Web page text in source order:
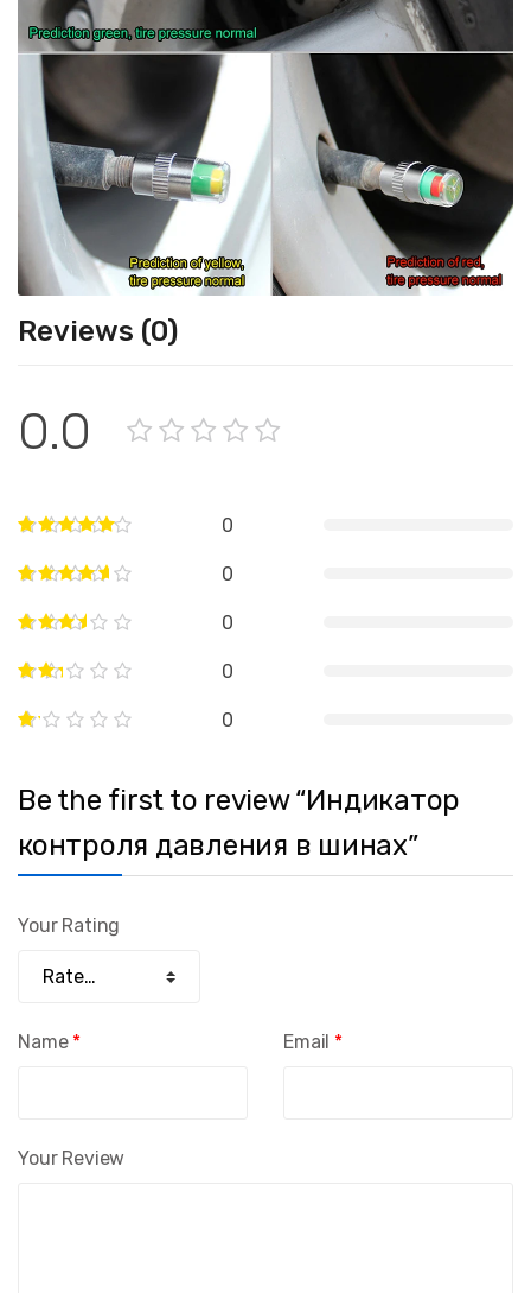
Reviews (0)
0.0
0
0
0
0
0
Be the first to review “Индикатор
контроля давления в шинах”
Your Rating
Your Review
Name * Email *